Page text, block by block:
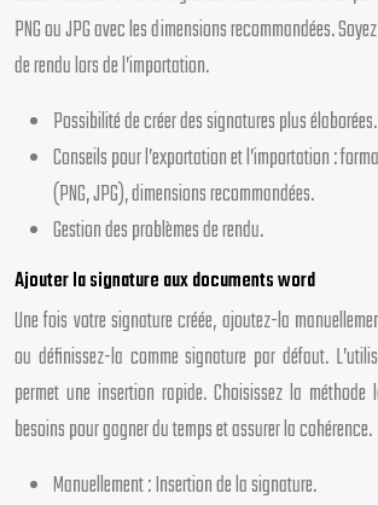
PNG ou JPG avec les dimensions recommandées.
de rendu lors de l’importation.
Possibilité de créer des signatures plus élaborées.
Conseils pour l’exportation et l’importation :
(PNG, JPG), dimensions recommandées.
Gestion des problèmes de rendu.
Ajouter la signature aux documents word
Une fois votre signature créée, ajoutez-la
ou définissez-la comme signature par défaut.
permet une insertion rapide. Choisissez la
besoins pour gagner du temps et assurer la cohérence.
Manuellement : Insertion de la signature.